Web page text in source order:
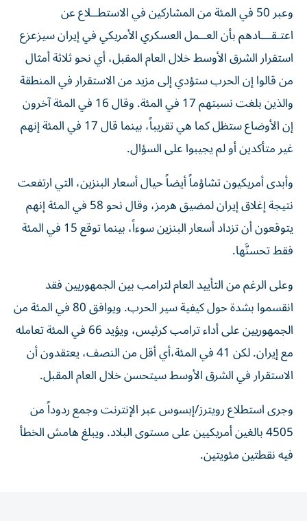
وعبر 50 في المئة من المشاركين في الاستطــلاع عن
اعتـقـــادهم بأن العــمل ‌العسكري الأمريكي في إيران سيزعزع
استقرار الشرق الأوسط ‌خلال العام المقبل، أي نحو ثلاثة أمثال
من قالوا إن الحرب ستؤدي إلى مزيد من الاستقرار في المنطقة
والذين بلغت نسبتهم 17 في المئة. وقال 16 في المئة آخرون
إن الأوضاع ستظل كما هي تقريباً، بينما قال 17 في المئة إنهم
غير متأكدين أو لم يجيبوا على السؤال.
وأبدى أمريكيون تشاؤماً أيضاً حيال أسعار البنزين، التي ارتفعت
نتيجة إغلاق إيران لمضيق هرمز، وقال نحو 58 في المئة إنهم
يتوقعون أن تزداد أسعار البنزين سوءاً، بينما توقع 15 في المئة
فقط تحسنَّها.
وعلى الرغم من التأييد العام لترامب بين الجمهوريين فقد
انقسموا بشدة حول كيفية سير الحرب. ويوافق 80 في المئة من
الجمهوريين على أداء ترامب كرئيس، ويؤيد 66 في المئة تعامله
مع إيران. لكن 41 في المئة،​أي أقل من النصف، يعتقدون أن
الاستقرار في الشرق الأوسط سيتحسن خلال العام المقبل.
وجرى استطلاع رويترز/إبسوس عبر الإنترنت وجمع ردوداً من
4505 بالغين أمريكيين على مستوى البلاد. ويبلغ هامش الخطأ
فيه نقطتين مئويتين.